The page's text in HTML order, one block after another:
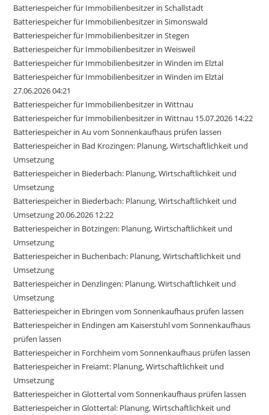
Batteriespeicher für Immobilienbesitzer in Schallstadt
Batteriespeicher für Immobilienbesitzer in Simonswald
Batteriespeicher für Immobilienbesitzer in Stegen
Batteriespeicher für Immobilienbesitzer in Weisweil
Batteriespeicher für Immobilienbesitzer in Winden im Elztal
Batteriespeicher für Immobilienbesitzer in Winden im Elztal
27.06.2026 04:21
Batteriespeicher für Immobilienbesitzer in Wittnau
Batteriespeicher für Immobilienbesitzer in Wittnau 15.07.2026 14:22
Batteriespeicher in Au vom Sonnenkaufhaus prüfen lassen
Batteriespeicher in Bad Krozingen: Planung, Wirtschaftlichkeit und
Umsetzung
Batteriespeicher in Biederbach: Planung, Wirtschaftlichkeit und
Umsetzung
Batteriespeicher in Biederbach: Planung, Wirtschaftlichkeit und
Umsetzung 20.06.2026 12:22
Batteriespeicher in Bötzingen: Planung, Wirtschaftlichkeit und
Umsetzung
Batteriespeicher in Buchenbach: Planung, Wirtschaftlichkeit und
Umsetzung
Batteriespeicher in Denzlingen: Planung, Wirtschaftlichkeit und
Umsetzung
Batteriespeicher in Ebringen vom Sonnenkaufhaus prüfen lassen
Batteriespeicher in Endingen am Kaiserstuhl vom Sonnenkaufhaus
prüfen lassen
Batteriespeicher in Forchheim vom Sonnenkaufhaus prüfen lassen
Batteriespeicher in Freiamt: Planung, Wirtschaftlichkeit und
Umsetzung
Batteriespeicher in Glottertal vom Sonnenkaufhaus prüfen lassen
Batteriespeicher in Glottertal: Planung, Wirtschaftlichkeit und